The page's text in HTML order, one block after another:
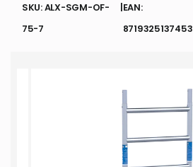
SKU: ALX-SGM-OF-
75-7
EAN:
8719325137453